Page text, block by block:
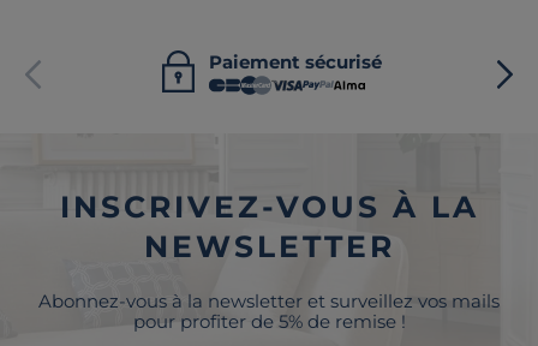
Paiement sécurisé
INSCRIVEZ-VOUS À LA
NEWSLETTER
Abonnez-vous à la newsletter et surveillez vos mails
pour profiter de 5% de remise !